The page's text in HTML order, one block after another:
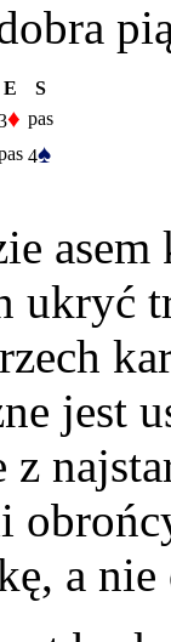
E
S
♦ pas
4♠
asem
ukryć
jest
z
a